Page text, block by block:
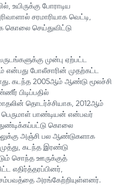
உயிருக்கு போராடிய
சரமாரியாக வெட்டி,
கொலை செய்துவிட்டு
முன்பு ஏற்பட்ட
என்பது போலீசாரின் முதற்கட்ட
கடந்த 2005ஆம் ஆண்டு மூலச்சி
பிடிப்பதில்
தொடர்ச்சியாக, 2012ஆம்
பாண்டியன் என்பவர்
கொலை
அஞ்சி பல ஆண்டுகளாக
கடந்த இரண்டு
சொந்த ஊருக்குத்
எதிர்த்தரப்பினர்,
சம்பவத்தை அரங்கேற்றியுள்ளனர்.